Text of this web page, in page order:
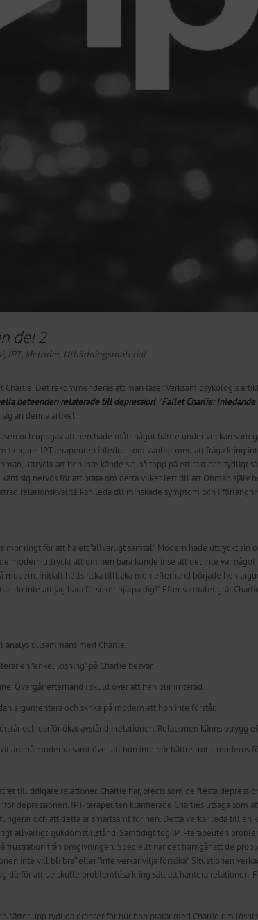
del 2
, IPT, Metoder, Ut­­bild­n­ing­s­­mat­­er­ial
Det rekommenderas att man läser Verksam psykologis
beteenden relaterade till depression”, ”Fallet Charlie: Inledande
an denna artikel.
och uppgav att hen hade mått något bättre under veckan som
tidigare. IPT terapeuten inledde som vanligt med att fråga kring
uttryckt att hen inte kände sig på topp på ett rakt och tydligt
sig nervös för att prata om detta vilket lett till att Ohman själv
relationskvalité kan leda till minskade symptom och i
ringt för att ha ett ”allvarligt samtal”. Modern hade uttryckt
modern uttryckt att om hen bara kunde inse att det inte var
modern. Initialt hölls ilska tillbaka men efterhand började hen
du inte att jag bara försöker hjälpa dig!”. Efter samtalet grät
tillsammans med Charlie:
en ”enkel lösning” på Charlie besvär.
Övergår efterhand i skuld över att hen blir irriterad.
argumentera och skrika på modern att hon inte förstår.
och därför ökat avstånd i relationen. Relationen känns otrygg
arg på moderna samt över att hon inte blir bättre trotts moderns
till tidigare relationer. Charlie har, precis som de flesta
för depressionen. IPT-terapeuten klarifierade Charlies utsaga som
och att detta är smärtsamt för hen. Detta verkar leda till en
allvarligt sjukdomstillstånd. Samtidigt tog IPT-terapeuten
frustration från omgivningen. Speciellt när det framgår att de
inte vill bli bra” eller ”inte verkar vilja försöka”. Situationen
därför att de skulle problemlösa kring sätt att hantera relationen.
sätter upp tydliga gränser för hur hon pratar med Charlie om